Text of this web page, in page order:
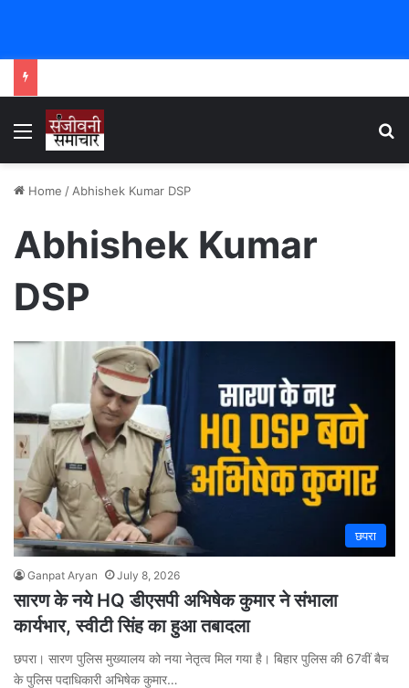
Menu
Home / Abhishek Kumar DSP
Abhishek Kumar
DSP
छपरा
Ganpat Aryan July 8, 2026
सारण के नये HQ डीएसपी अभिषेक कुमार ने संभाला
कार्यभार, स्वीटी सिंह का हुआ तबादला
छपरा। सारण पुलिस मुख्यालय को नया नेतृत्व मिल गया है। बिहार पुलिस की 67वीं बैच
के पुलिस पदाधिकारी अभिषेक कुमार…